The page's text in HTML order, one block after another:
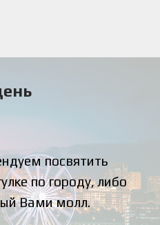
посвятить
по городу, либо
Вами молл.